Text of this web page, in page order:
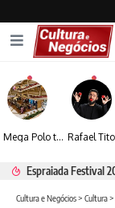
Mega Polo transforma lançamento de coleção em plataforma nacional de negócios e projeta crescimento de mais de 15%
Cultura e Negócios> Cultura>